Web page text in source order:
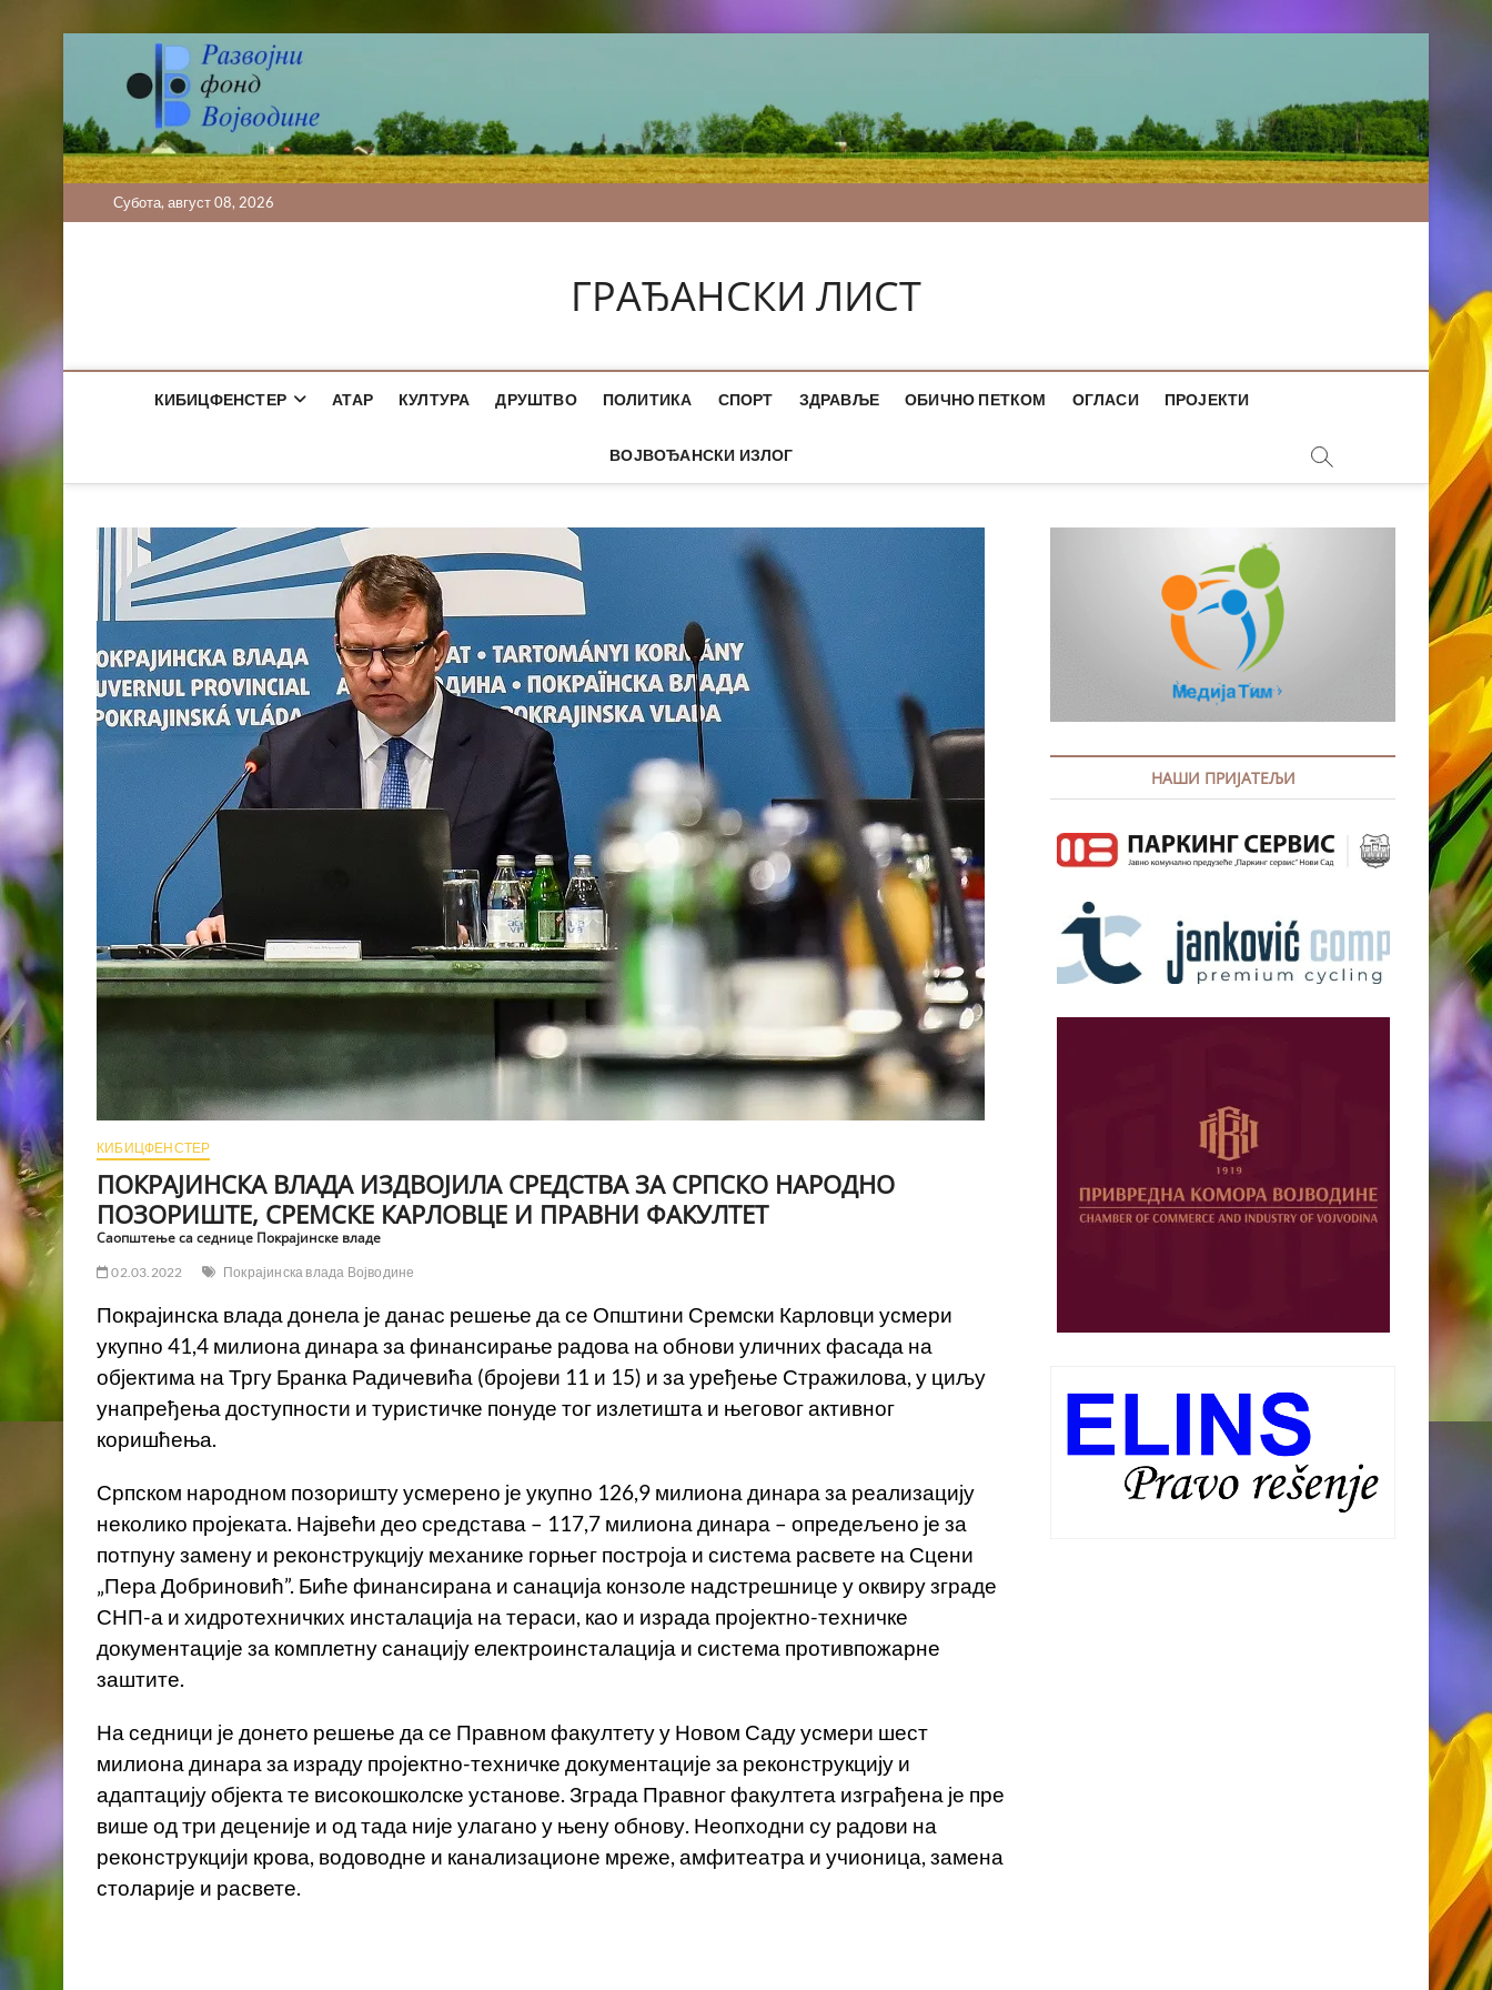
Субота, август 08, 2026
ГРАЂАНСКИ ЛИСТ
КИБИЦФЕНСТЕР АТАР КУЛТУРА ДРУШТВО ПОЛИТИКА СПОРТ ЗДРАВЉЕ ОБИЧНО ПЕТКОМ ОГЛАСИ ПРОЈЕКТИ
ВОЈВОЂАНСКИ ИЗЛОГ
КИБИЦФЕНСТЕР
ПОКРАЈИНСКА ВЛАДА ИЗДВОЈИЛА СРЕДСТВА ЗА СРПСКО НАРОДНО
ПОЗОРИШТЕ, СРЕМСКЕ КАРЛОВЦЕ И ПРАВНИ ФАКУЛТЕТ
Саопштење са седнице Покрајинске владе
02.03.2022 Покрајинска влада Војводине
Покрајинска влада донела је данас решење да се Општини Сремски Карловци усмери
укупно 41,4 милиона динара за финансирање радова на обнови уличних фасада на
објектима на Тргу Бранка Радичевића (бројеви 11 и 15) и за уређење Стражилова, у циљу
унапређења доступности и туристичке понуде тог излетишта и његовог активног
коришћења.
Српском народном позоришту усмерено је укупно 126,9 милиона динара за реализацију
неколико пројеката. Највећи део средстава – 117,7 милиона динара – опредељено је за
потпуну замену и реконструкцију механике горњег построја и система расвете на Сцени
„Пера Добриновић”. Биће финансирана и санација конзоле надстрешнице у оквиру зграде
СНП-а и хидротехничких инсталација на тераси, као и израда пројектно-техничке
документације за комплетну санацију електроинсталација и система противпожарне
заштите.
На седници је донето решење да се Правном факултету у Новом Саду усмери шест
милиона динара за израду пројектно-техничке документације за реконструкцију и
адаптацију објекта те високошколске установе. Зграда Правног факултета изграђена је пре
више од три деценије и од тада није улагано у њену обнову. Неопходни су радови на
реконструкцији крова, водоводне и канализационе мреже, амфитеатра и учионица, замена
столарије и расвете.
НАШИ ПРИЈАТЕЉИ